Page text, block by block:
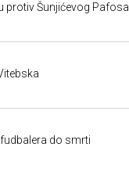
protiv Šunjićevog Pafosa
do smrti